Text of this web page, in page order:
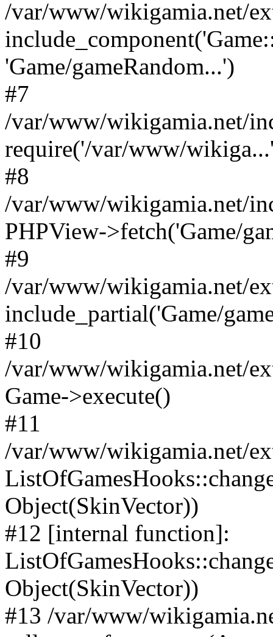
/var/www/wikigamia.net/
'Game/gameRandom...')
#7
/var/www/wikigamia.net/
require('/var/www/
#8
/var/www/wikigamia.net/
PHPView->fetch('Game/
#9
/var/www/wikigamia.net/
include_partial('Game/
#10
/var/www/wikigamia.net/
Game->execute()
#11
/var/www/wikigamia.net/
Object(SkinVector))
#12 [internal function]:
Object(SkinVector))
#13 /var/www/